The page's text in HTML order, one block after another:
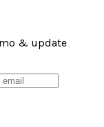
& update